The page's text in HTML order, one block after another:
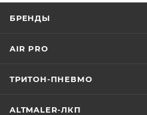
БРЕНДЫ
AIR PRO
ТРИТОН-ПНЕВМО
ALTMALER-ЛКП